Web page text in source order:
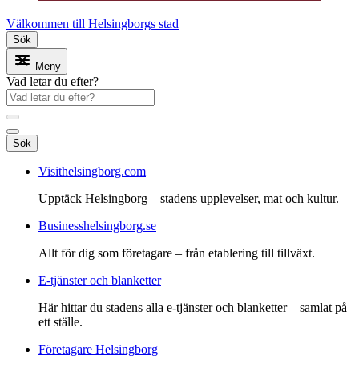
Välkommen till Helsingborgs stad
Sök
Meny
Vad letar du efter?
Sök
Visithelsingborg.com
Upptäck Helsingborg – stadens upplevelser, mat och kultur.
Businesshelsingborg.se
Allt för dig som företagare – från etablering till tillväxt.
E-tjänster och blanketter
Här hittar du stadens alla e-tjänster och blanketter – samlat på
ett ställe.
Företagare Helsingborg